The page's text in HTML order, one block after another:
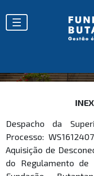
Despacho da
Processo:
Aquisição de
do Regulamento de